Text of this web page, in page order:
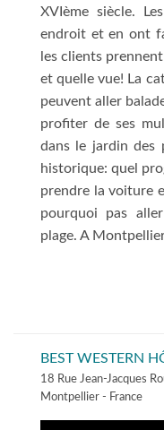
XVIème siècle.
endroit et en ont
les clients
et quelle vue! La
peuvent aller
profiter de ses
dans le jardin des
historique: quel
prendre la voiture
pourquoi pas
plage. A
BEST WESTERN
18 Rue Jean-Jacques
Montpellier - France